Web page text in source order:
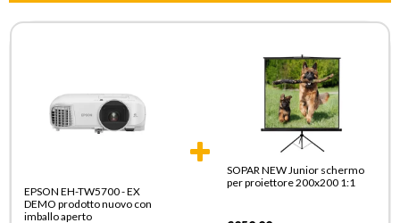
EPSON EH-TW5700 - EX
DEMO prodotto nuovo con
imballo aperto
SOPAR NEW Junior schermo
per proiettore 200x200 1:1